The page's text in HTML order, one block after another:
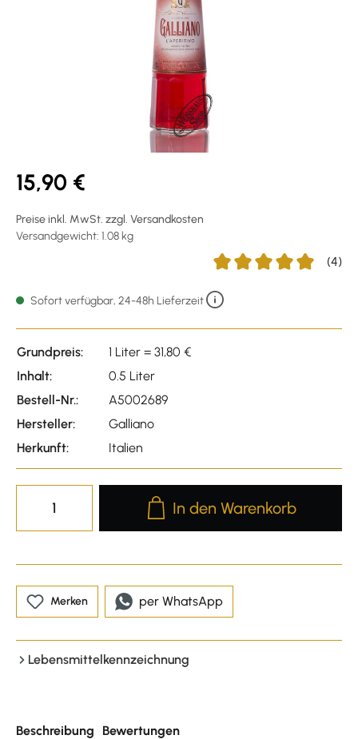
15,90 €
Preise inkl. MwSt. zzgl. Versandkosten
Versandgewicht: 1.08 kg
(4)
Sofort verfügbar, 24-48h Lieferzeit
Grundpreis:
1 Liter = 31,80 €
Inhalt:
0.5 Liter
Bestell-Nr.:
A5002689
Hersteller:
Galliano
Herkunft:
Italien
Produkt Anzahl: Gib den
In den Warenkorb
Merken per WhatsApp
Lebensmittelkennzeichnung
Beschreibung Bewertungen